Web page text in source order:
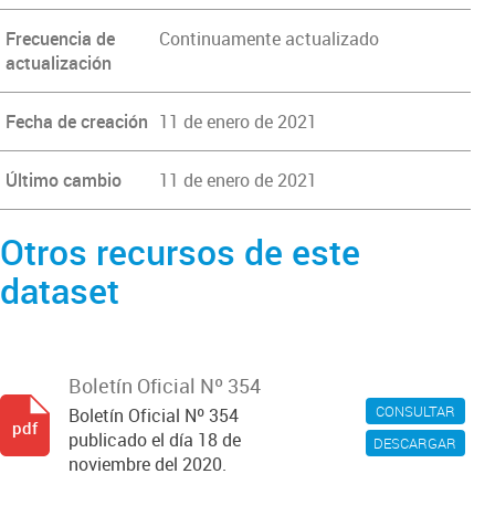
Frecuencia de
actualización
Continuamente actualizado
Fecha de creación 11 de enero de 2021
Último cambio 11 de enero de 2021
Otros recursos de este
dataset
CONSULTAR
DESCARGAR
Boletín Oficial Nº 354
Boletín Oficial Nº 354
publicado el día 18 de
noviembre del 2020.
pdf